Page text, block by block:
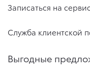
Записаться на сервис
Служба клиентской
Выгодные